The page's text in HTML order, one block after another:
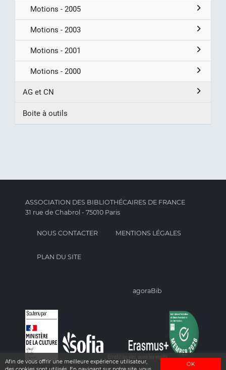
OK
Afin de vous offrir une meilleure expérience utilisateur,
Motions - 2005
Motions - 2003
Motions - 2001
Motions - 2000
AG et CN
Boite à outils
ASSOCIATION DES BIBLIOTHÉCAIRES DE FRANCE
31 rue de Chabrol - 75010 Paris
NOUS CONTACTER MENTIONS LÉGALES
PLAN DU SITE
agoraBib